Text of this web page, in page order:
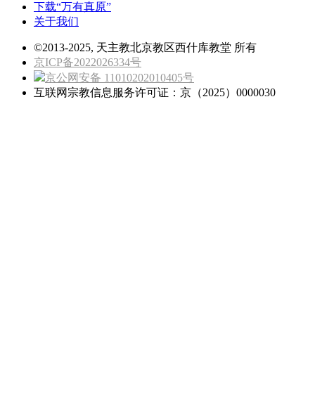
下载“万有真原”
关于我们
©2013-2025, 天主教北京教区西什库教堂 所有
京ICP备2022026334号
京公网安备 11010202010405号
互联网宗教信息服务许可证：京（2025）0000030